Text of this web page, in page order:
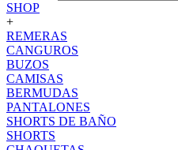
SHOP
+
REMERAS
CANGUROS
BUZOS
CAMISAS
BERMUDAS
PANTALONES
SHORTS DE BAÑO
SHORTS